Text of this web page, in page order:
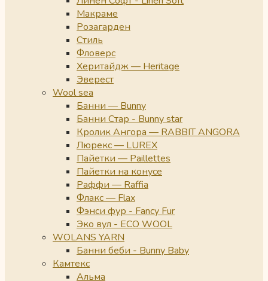
Макраме
Розагарден
Стиль
Фловерс
Херитайдж — Heritage
Эверест
Wool sea
Банни — Bunny
Банни Стар - Bunny star
Кролик Ангора — RABBIT ANGORA
Люрекс — LUREX
Пайетки — Paillettes
Пайетки на конусе
Раффи — Raffia
Флакс — Flax
Фэнси фур - Fancy Fur
Эко вул - ECO WOOL
WOLANS YARN
Банни беби - Bunny Baby
Камтекс
Альма